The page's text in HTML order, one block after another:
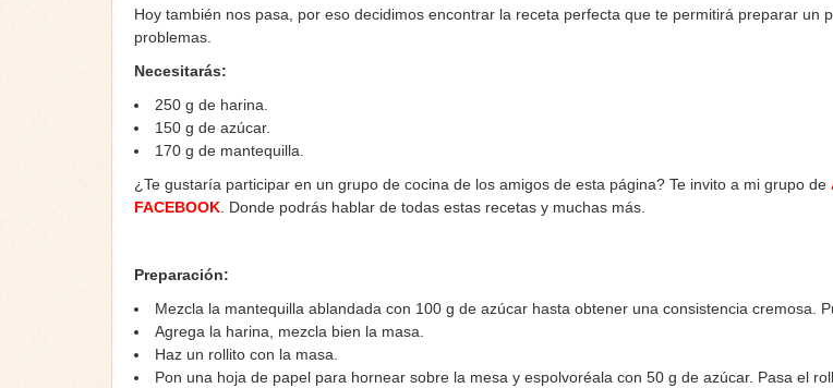
Hoy también nos pasa, por eso decidimos encontrar la receta perfecta que te permitirá preparar un
problemas.
Necesitarás:
250 g de harina.
150 g de azúcar.
170 g de mantequilla.
¿Te gustaría participar en un grupo de cocina de los amigos de esta página? Te invito a mi grupo de
FACEBOOK . Donde podrás hablar de todas estas recetas y muchas más.
Preparación:
Mezcla la mantequilla ablandada con 100 g de azúcar hasta obtener una consistencia cremosa.
Agrega la harina, mezcla bien la masa.
Haz un rollito con la masa.
Pon una hoja de papel para hornear sobre la mesa y espolvoréala con 50 g de azúcar. Pasa el